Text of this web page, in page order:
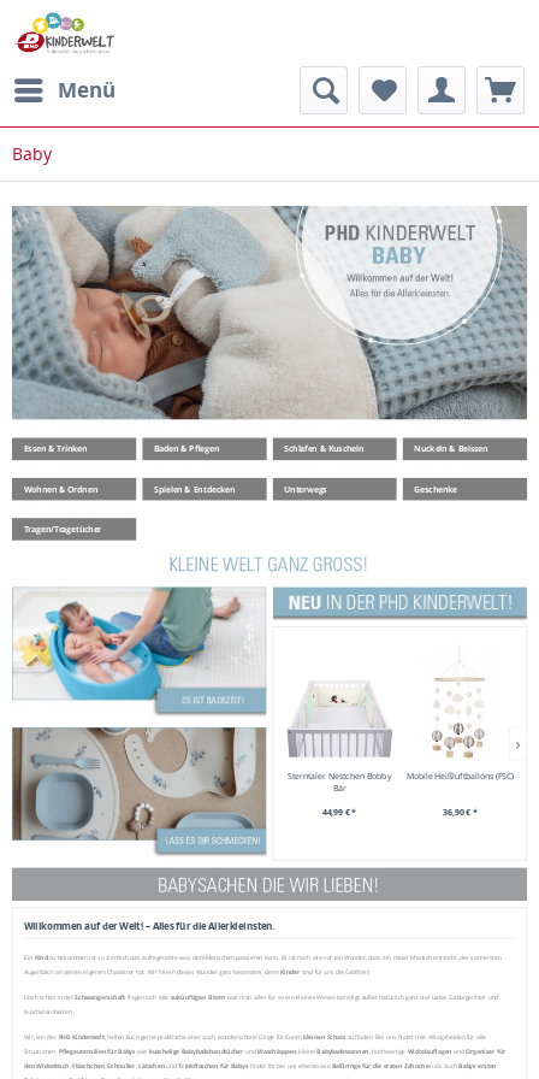
Menü
Baby
Essen & Trinken Baden & Pflegen Schlafen & Kuscheln Nuckeln & Beissen
Wohnen & Ordnen Spielen & Entdecken Unterwegs Geschenke
Tragen/Tragetücher
Willkommen auf der Welt! – Alles für die Allerkleinsten.
Ein Kindzu bekommen ist so ziemlich das aufregendste was dem Menschen passieren kann. Es ist nach wie vor ein Wunder, dass ein neuer Mensch entsteht, der vom ersten
Augenblick an seinen eigenen Charakter hat. Wir feiern dieses Wunder ganz besonders, dennKinder sind für uns die Größten!
Doch schon in derSchwangerschaft fragen sich alle zukünftigen Eltern was man alles für so ein kleines Wesen benötigt außer natürlich ganz viel Liebe, Geborgenheit und
Kuscheleinheiten.
Wir, von der PHD Kinderwelt, helfen Euch gerne praktische aber auch wunderschöne Dinge für Euren kleinen Schatz zu finden. Bei uns findet Ihre Alltagshelden für alle
Situationen. Pflegeutensilien für Babys wie kuschelige Babybadehandtücher undWaschlappen, kleineBabybadewannen, hochwertige Wickelauflagen undOrganizer für
den Wickeltisch.Fläschchen,Schnuller,LätzchenundTrinkflaschen für Babys findet Ihr bei uns ebenso wieBeißringe für die ersten Zähnchen als auchBabys ersten
Sterntaler Nestchen Bobby
Bär
44,99 € *
Mobile Heißluftballons (FSC)
36,90 € *